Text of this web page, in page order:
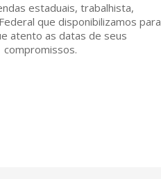
estaduais, trabalhista,
que disponibilizamos para
atento as datas de seus
compromissos.